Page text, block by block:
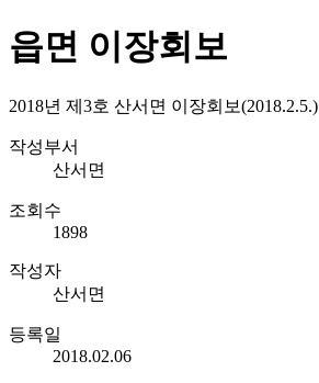
읍면 이장회보
2018년 제3호 산서면 이장회보(2018.2.5.)
작성부서
산서면
조회수
1898
작성자
산서면
등록일
2018.02.06